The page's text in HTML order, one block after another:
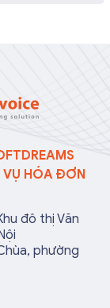
VỤ HÓA ĐƠN
đô thị Văn
phường